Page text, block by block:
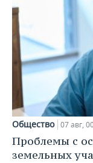
Общество 07 авг,
Проблемы с
земельных